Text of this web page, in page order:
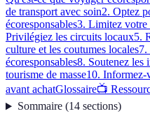
de transport avec soin2. Optez
écoresponsables3. Limitez votre
Privilégiez les circuits locaux5.
culture et les coutumes locales7.
écoresponsables8. Soutenez les
tourisme de masse10. Informez-
avant achatGlossaire📺
Sommaire(14 sections)